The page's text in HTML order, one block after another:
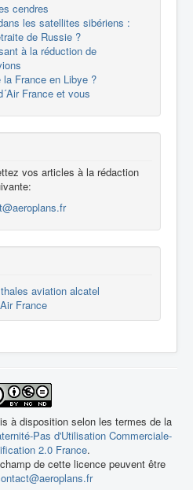
cendres
les satellites sibériens :
de Russie ?
à la réduction de
France en Libye ?
France et vous
vos articles à la rédaction
thales aviation alcatel
Air France
à disposition selon les termes de la
Pas d'Utilisation Commerciale-
2.0 France.
de cette licence peuvent être